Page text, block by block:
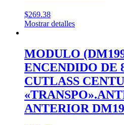
$269.38
Mostrar detalles
MODULO
ENCENDIDO DE
CUTLASS
ANTERIOR